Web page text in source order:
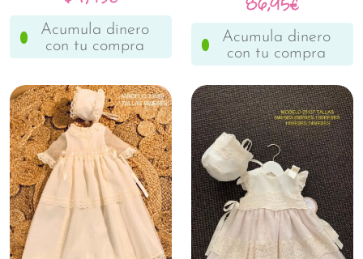
Acumula dinero
con tu compra
86,95€
Acumula dinero
con tu compra